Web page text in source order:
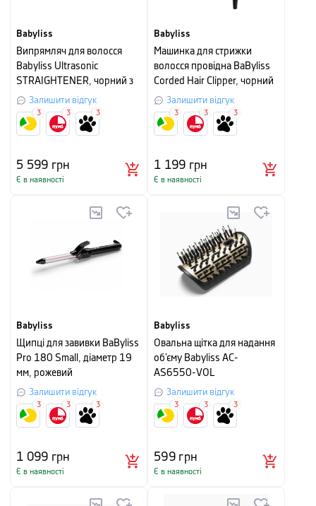
Babyliss
Випрямляч для волосся
Babyliss Ultrasonic
STRAIGHTENER, чорний з
сріблястим
Залишити відгук
5 599 грн
Є в наявності
3 3 3
Babyliss
Машинка для стрижки
волосся провідна BaByliss
Corded Hair Clipper, чорний
Залишити відгук
1 199 грн
Є в наявності
3 3 3
Babyliss
Щипці для завивки BaByliss
Pro 180 Small, діаметр 19
мм, рожевий
Залишити відгук
1 099 грн
Є в наявності
3 3 3
Babyliss
Овальна щітка для надання
об’єму Babyliss AC-
AS6550-VOL
Залишити відгук
599грн
Є в наявності
3 3 3